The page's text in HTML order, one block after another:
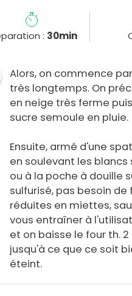
: 30min
Alors, on commence
très longtemps. On
en neige très ferme
sucre semoule en pluie.
Ensuite, armé d'une
en soulevant les blancs
ou à la poche à douille
sulfurisé, pas besoin
réduites en miettes,
vous entraîner à
et on baisse le four th.
jusqu'à ce que ce soit
éteint.